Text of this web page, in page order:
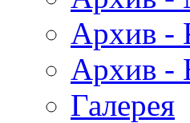
Архив -
Архив -
Галерея